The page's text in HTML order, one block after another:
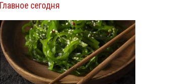
Главное сегодня